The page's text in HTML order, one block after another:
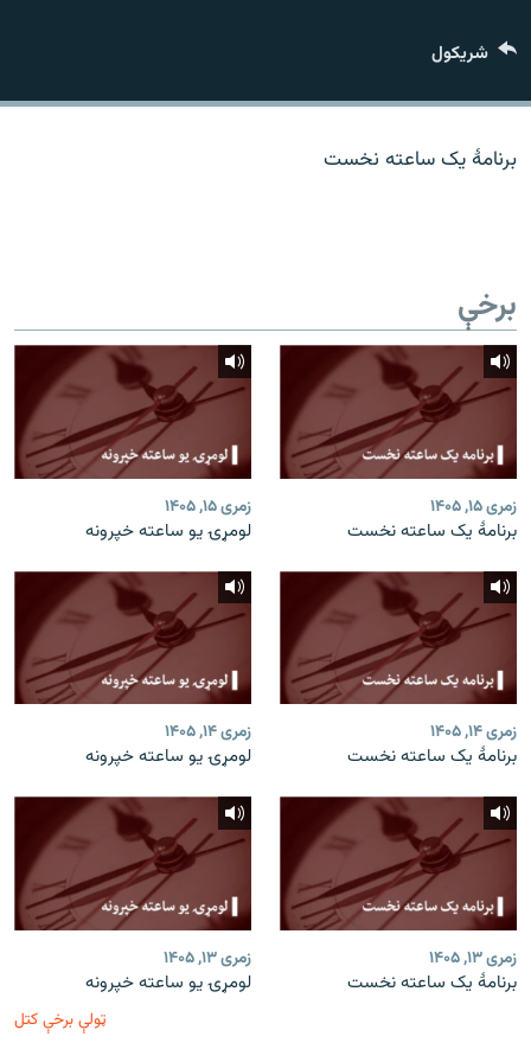
د ازادې اروپا/ ازادي راډيو ټولې پاڼې
شريکول
برنامۀ یک ساعته نخست
برخې
زمری ۱۵, ۱۴۰۵
برنامۀ یک ساعته نخست
زمری ۱۵, ۱۴۰۵
لومړۍ یو ساعته خپرونه
زمری ۱۴, ۱۴۰۵
برنامۀ یک ساعته نخست
زمری ۱۴, ۱۴۰۵
لومړۍ یو ساعته خپرونه
زمری ۱۳, ۱۴۰۵
برنامۀ یک ساعته نخست
زمری ۱۳, ۱۴۰۵
لومړۍ یو ساعته خپرونه
ټولې برخې کتل